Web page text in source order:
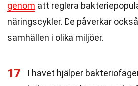
genom att reglera
näringscykler. De påverkar
samhällen i olika miljöer.
17
I havet hjälper